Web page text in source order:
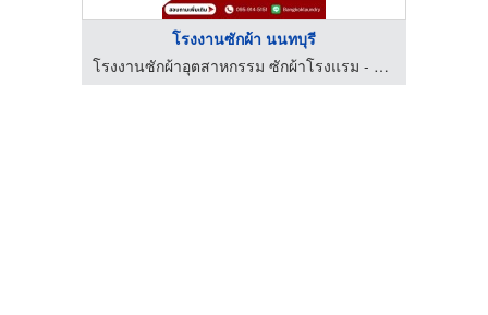
โรงงานซักผ้า นนทบุรี
โรงงานซักผ้าอุตสาหกรรม ซักผ้าโรงแรม - บางกอก ลอนดรี้